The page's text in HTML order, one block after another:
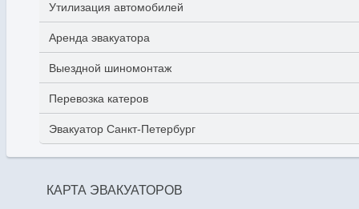
Утилизация автомобилей
Аренда эвакуатора
Выездной шиномонтаж
Перевозка катеров
Эвакуатор Санкт-Петербург
КАРТА ЭВАКУАТОРОВ